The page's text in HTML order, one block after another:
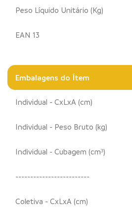
Peso Líquido Unitário (Kg)
EAN 13
Embalagens do Ítem
Individual - CxLxA (cm)
Individual - Peso Bruto (kg)
Individual - Cubagem (cm³)
-------------------------
Coletiva - CxLxA (cm)